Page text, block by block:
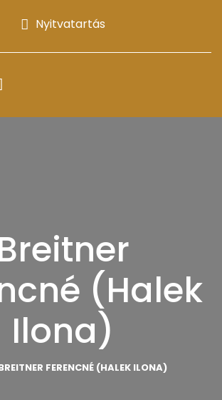
Nyitvatartás
(Halek
Ilona)
FERENCNÉ (HALEK ILONA)